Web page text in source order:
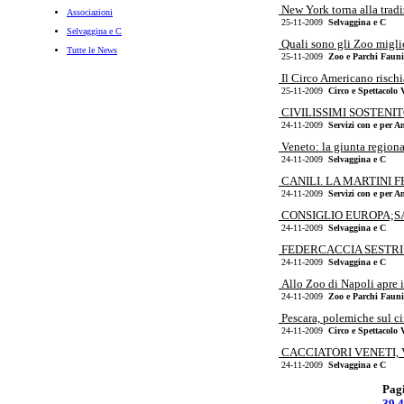
Associazioni
Selvaggina e C
Tutte le News
New York torna alla
25-11-2009 Selvaggina e C
Quali sono gli Zoo
25-11-2009 Zoo e Parchi
Il Circo Americano
25-11-2009 Circo e Spettacolo
CIVILISSIMI
24-11-2009 Servizi con e per
Veneto: la giunta
24-11-2009 Selvaggina e C
CANILI. LA MARTINI
24-11-2009 Servizi con e per
CONSIGLIO
24-11-2009 Selvaggina e C
FEDERCACCIA
24-11-2009 Selvaggina e C
Allo Zoo di Napoli apre
24-11-2009 Zoo e Parchi
Pescara, polemiche sul
24-11-2009 Circo e Spettacolo
CACCIATORI VENETI,
24-11-2009 Selvaggina e C